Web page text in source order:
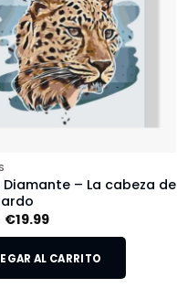
– La cabeza de
€19.99
AL CARRITO